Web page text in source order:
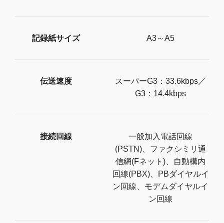
記録紙サイズ A3～A5
伝送速度
スーパーG3：33.6kbps／
G3：14.4kbps
接続回線
一般加入電話回線
(PSTN)、ファクシミリ通
信網(Fネット)、自動構内
回線(PBX)、PBダイヤルイ
ン回線、モデムダイヤルイ
ン回線